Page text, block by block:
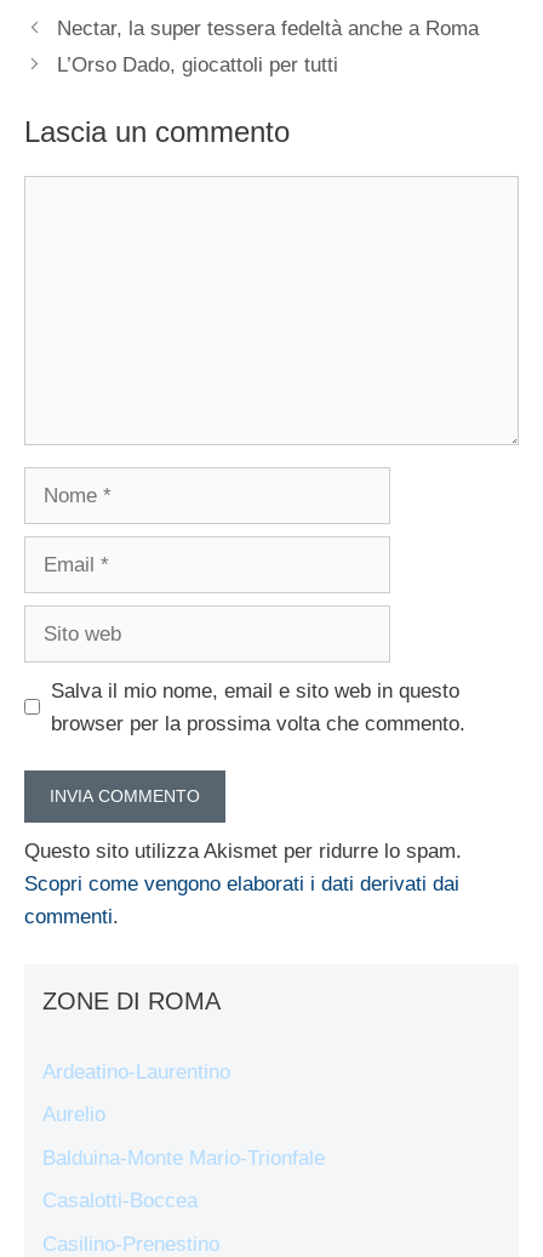
Nectar, la super tessera fedeltà anche a Roma
L’Orso Dado, giocattoli per tutti
Lascia un commento
Salva il mio nome, email e sito web in questo
browser per la prossima volta che commento.
Questo sito utilizza Akismet per ridurre lo spam.
Scopri come vengono elaborati i dati derivati dai
commenti.
ZONE DI ROMA
Ardeatino-Laurentino
Aurelio
Balduina-Monte Mario-Trionfale
Casalotti-Boccea
Casilino-Prenestino